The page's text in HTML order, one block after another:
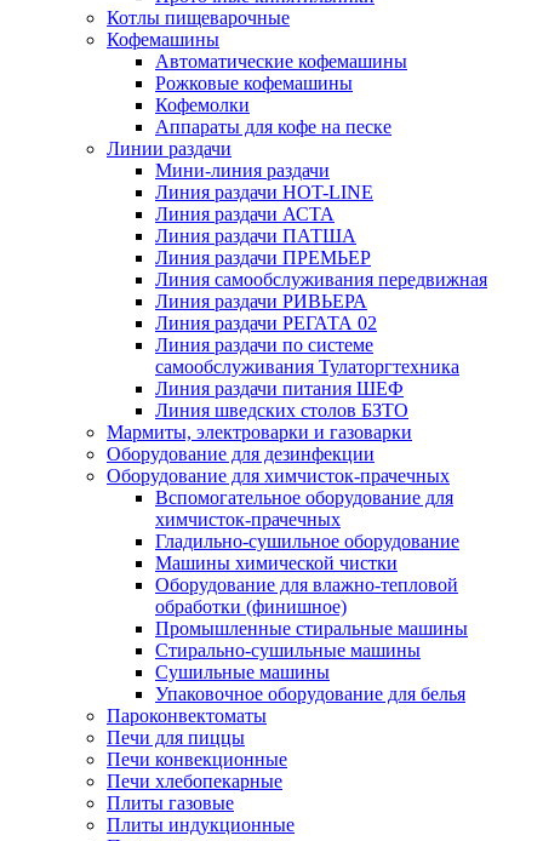
Котлы пищеварочные
Кофемашины
Автоматические кофемашины
Рожковые кофемашины
Кофемолки
Аппараты для кофе на песке
Линии раздачи
Мини-линия раздачи
Линия раздачи HOT-LINE
Линия раздачи АСТА
Линия раздачи ПАТША
Линия раздачи ПРЕМЬЕР
Линия самообслуживания передвижная
Линия раздачи РИВЬЕРА
Линия раздачи РЕГАТА 02
Линия раздачи по системе
самообслуживания Тулаторгтехника
Линия раздачи питания ШЕФ
Линия шведских столов БЗТО
Мармиты, электроварки и газоварки
Оборудование для дезинфекции
Оборудование для химчисток-прачечных
Вспомогательное оборудование для
химчисток-прачечных
Гладильно-сушильное оборудование
Машины химической чистки
Оборудование для влажно-тепловой
обработки (финишное)
Промышленные стиральные машины
Стирально-сушильные машины
Сушильные машины
Упаковочное оборудование для белья
Пароконвектоматы
Печи для пиццы
Печи конвекционные
Печи хлебопекарные
Плиты газовые
Плиты индукционные